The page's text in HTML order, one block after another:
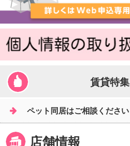
賃貸特集
ペット同居はご相談ください
店舗情報